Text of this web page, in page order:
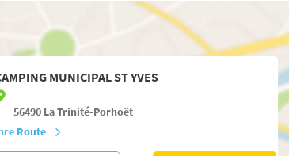
MUNICIPAL ST YVES
56490 La Trinité-Porhoët
Route